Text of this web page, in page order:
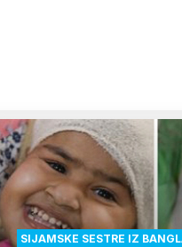
SIJAMSKE SESTRE IZ